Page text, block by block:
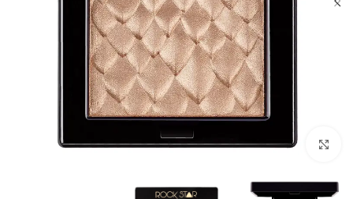
Click to enlarge